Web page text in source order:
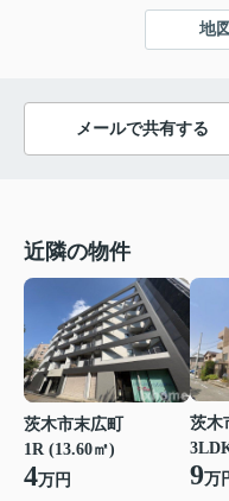
地
メールで共有する
近隣の物件
茨木市末広町
1R (13.60㎡)
4万円
茨木
9万